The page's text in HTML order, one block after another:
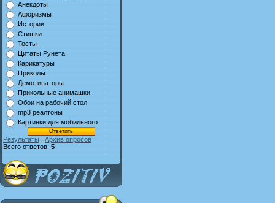
Анекдоты
Афоризмы
Истории
Стишки
Тосты
Цитаты Рунета
Карикатуры
Приколы
Демотиваторы
Прикольные анимашки
Обои на рабочий стол
mp3 реалтоны
Картинки для мобильного
Результаты | Архив опросов
Всего ответов: 5